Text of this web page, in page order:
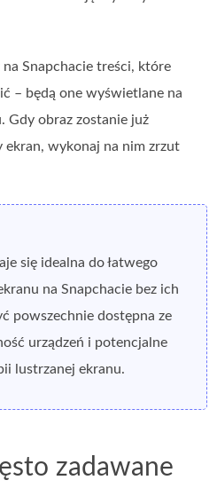
na Snapchacie treści, które
– będą one wyświetlane na
Gdy obraz zostanie już
ekran, wykonaj na nim zrzut
się idealna do łatwego
na Snapchacie bez ich
powszechnie dostępna ze
urządzeń i potencjalne
lustrzanej ekranu.
zadawane